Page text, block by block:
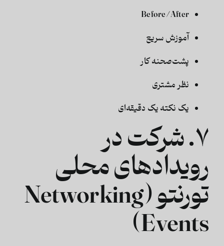
Before/After
آموزش سریع
پشت‌صحنه کار
نظر مشتری
یک نکته یک دقیقه‌ای
۷. شرکت در
رویدادهای محلی
تورنتو (Networking
Events)